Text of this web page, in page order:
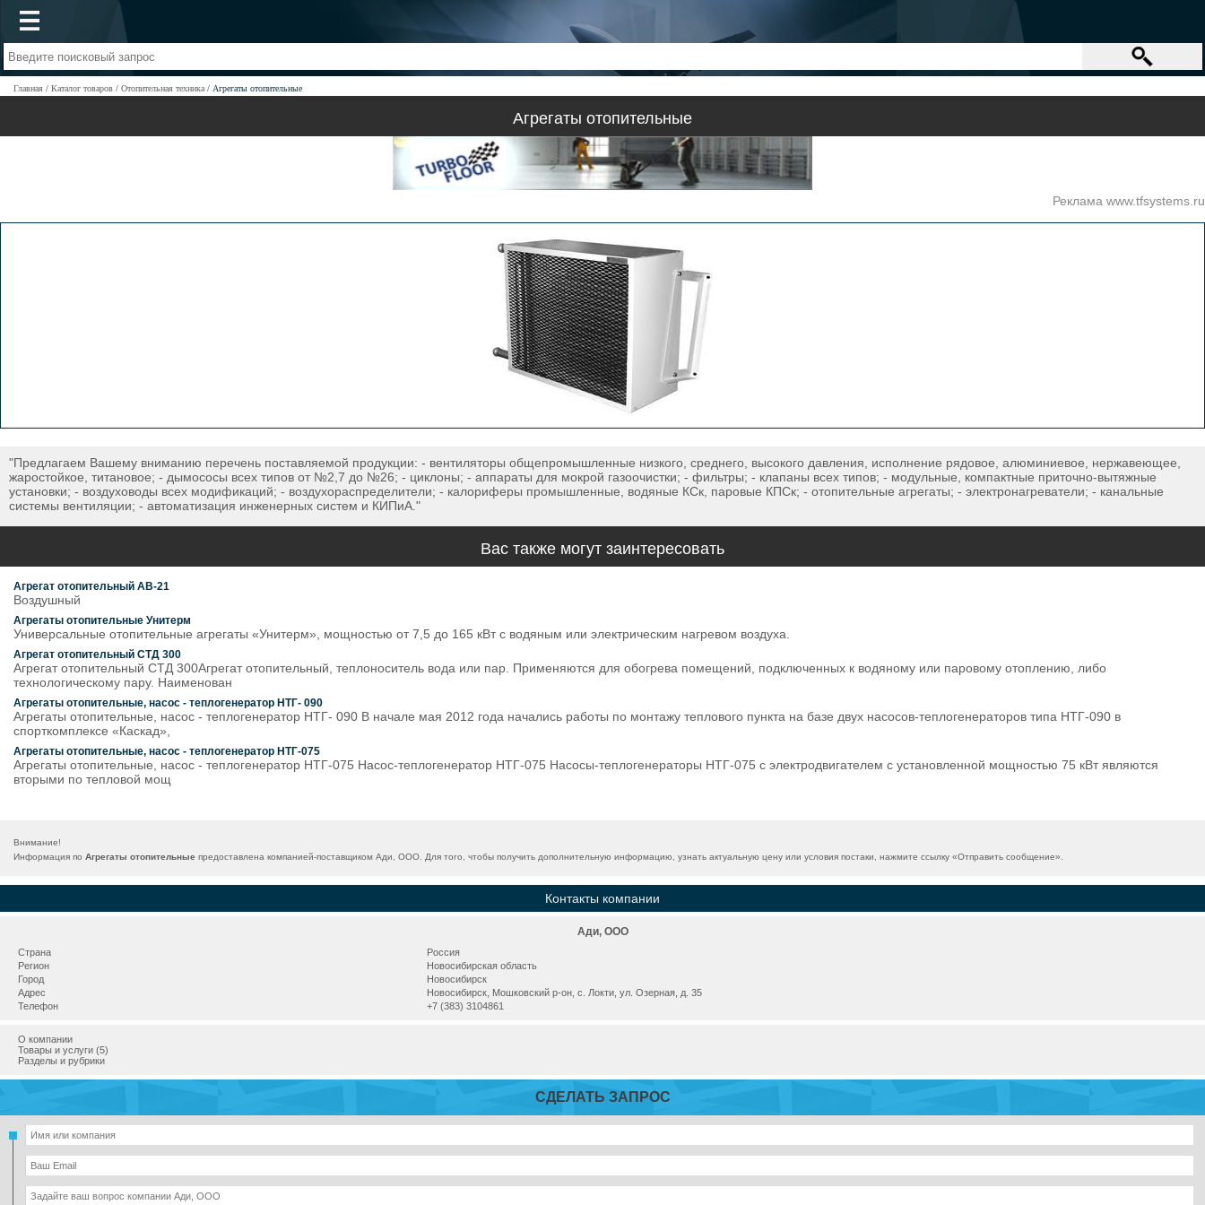
Главная Каталог товаров Отопительная техника Агрегаты отопительные
Агрегаты отопительные
Реклама www.tfsystems.ru
"Предлагаем Вашему вниманию перечень поставляемой продукции: - вентиляторы общепромышленные низкого, среднего, высокого давления, исполнение рядовое, алюминиевое, нержавеющее,
жаростойкое, титановое; - дымососы всех типов от №2,7 до №26; - циклоны; - аппараты для мокрой газоочистки; - фильтры; - клапаны всех типов; - модульные, компактные приточно-вытяжные
установки; - воздуховоды всех модификаций; - воздухораспределители; - калориферы промышленные, водяные КСк, паровые КПСк; - отопительные агрегаты; - электронагреватели; - канальные
системы вентиляции; - автоматизация инженерных систем и КИПиA."
Вас также могут заинтересовать
Агрегат отопительный АВ-21
Воздушный
Агрегаты отопительные Унитерм
Универсальные отопительные агрегаты «Унитерм», мощностью от 7,5 до 165 кВт с водяным или электрическим нагревом воздуха.
Агрегат отопительный СТД 300
Агрегат отопительный СТД 300Агрегат отопительный, теплоноситель вода или пар. Применяются для обогрева помещений, подключенных к водяному или паровому отоплению, либо
технологическому пару. Наименован
Агрегаты отопительные, насос - теплогенератор НТГ- 090
Агрегаты отопительные, насос - теплогенератор НТГ- 090 В начале мая 2012 года начались работы по монтажу теплового пункта на базе двух насосов-теплогенераторов типа НТГ-090 в
спорткомплексе «Каскад»,
Агрегаты отопительные, насос - теплогенератор НТГ-075
Агрегаты отопительные, насос - теплогенератор НТГ-075 Насос-теплогенератор НТГ-075 Насосы-теплогенераторы НТГ-075 с электродвигателем с установленной мощностью 75 кВт являются
вторыми по тепловой мощ
Внимание!
Информация по Агрегаты отопительные предоставлена компанией-поставщиком Ади, ООО. Для того, чтобы получить дополнительную информацию, узнать актуальную цену или условия постаки, нажмите ссылку «Отправить сообщение».
Контакты компании
Ади, ООО
Страна
Россия
Регион
Новосибирская область
Город
Новосибирск
Адрес
Новосибирск, Мошковский р-он, с. Локти, ул. Озерная, д. 35
Телефон
+7 (383) 3104861
О компании
Товары и услуги (5)
Разделы и рубрики
СДЕЛАТЬ ЗАПРОС